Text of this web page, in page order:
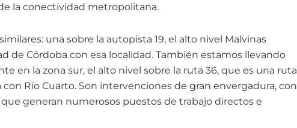
la conectividad metropolitana.
una sobre la autopista 19, el alto nivel Malvinas
de Córdoba con esa localidad. También estamos llevando
en la zona sur, el alto nivel sobre la ruta 36, que es una ruta
Río Cuarto. Son intervenciones de gran envergadura, con
generan numerosos puestos de trabajo directos e